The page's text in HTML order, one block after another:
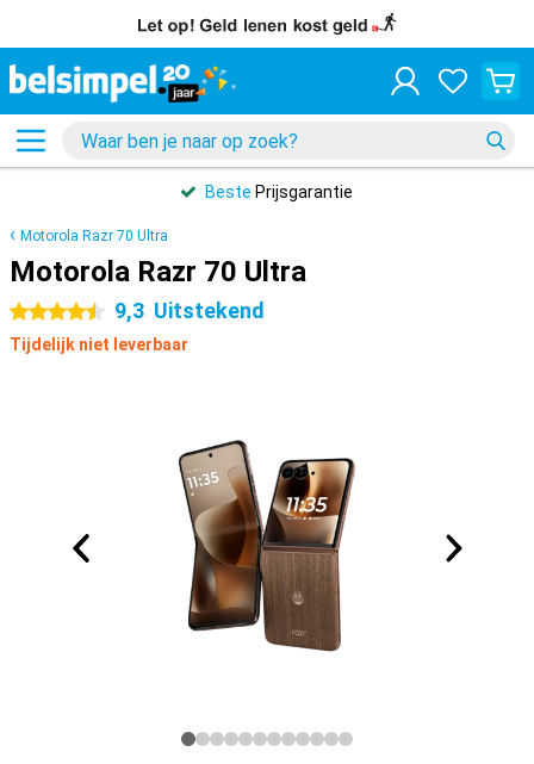
Beste Prijsgarantie
Motorola Razr 70 Ultra
Motorola Razr 70 Ultra
4.5 sterren 9,3 Uitstekend
Tijdelijk niet leverbaar